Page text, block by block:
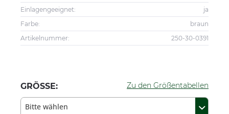
Einlagengeeignet:
ja
Farbe:
braun
Artikelnummer:
250-30-0391
GRÖSSE: Zu den Größentabellen
Bitte wählen